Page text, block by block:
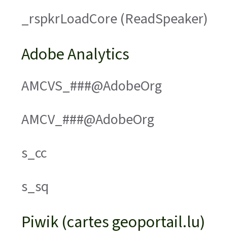
_rspkrLoadCore (ReadSpeaker)
Adobe Analytics
AMCVS_###@AdobeOrg
AMCV_###@AdobeOrg
s_cc
s_sq
Piwik (cartes geoportail.lu)